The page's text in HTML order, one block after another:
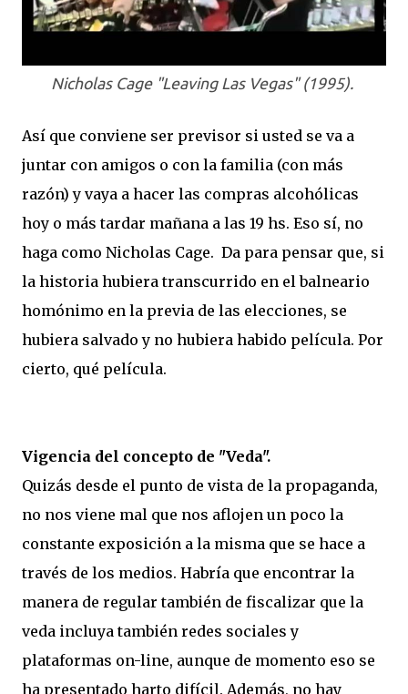
Nicholas Cage "Leaving Las Vegas" (1995).
Así que conviene ser previsor si usted se va a
juntar con amigos o con la familia (con más
razón) y vaya a hacer las compras alcohólicas
hoy o más tardar mañana a las 19 hs. Eso sí, no
haga como Nicholas Cage. Da para pensar que, si
la historia hubiera transcurrido en el balneario
homónimo en la previa de las elecciones, se
hubiera salvado y no hubiera habido película. Por
cierto, qué película.
Vigencia del concepto de "Veda".
Quizás desde el punto de vista de la propaganda,
no nos viene mal que nos aflojen un poco la
constante exposición a la misma que se hace a
través de los medios. Habría que encontrar la
manera de regular también de fiscalizar que la
veda incluya también redes sociales y
plataformas on-line, aunque de momento eso se
ha presentado harto difícil. Además, no hay